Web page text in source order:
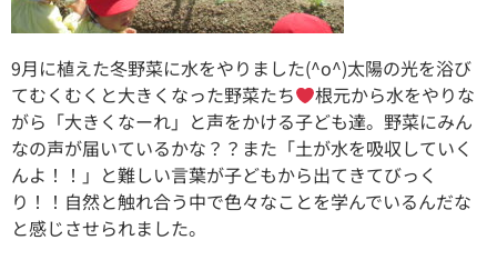
9月に植えた冬野菜に水をやりました(^o^)太陽の光を浴び
てむくむくと大きくなった野菜たち
根元から水をやりな
がら「大きくなーれ」と声をかける子ども達。野菜にみん
なの声が届いているかな？？また「土が水を吸収していく
んよ！！」と難しい言葉が子どもから出てきてびっく
り！！自然と触れ合う中で色々なことを学んでいるんだな
と感じさせられました。